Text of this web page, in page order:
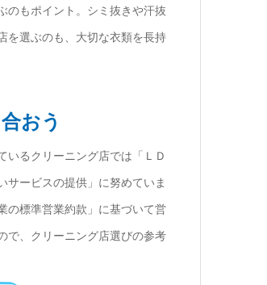
のもポイント。シミ抜きや汗抜
を選ぶのも、大切な衣類を長持
おう
いるクリーニング店では「ＬＤ
サービスの提供」に努めていま
の標準営業約款」に基づいて営
で、クリーニング店選びの参考